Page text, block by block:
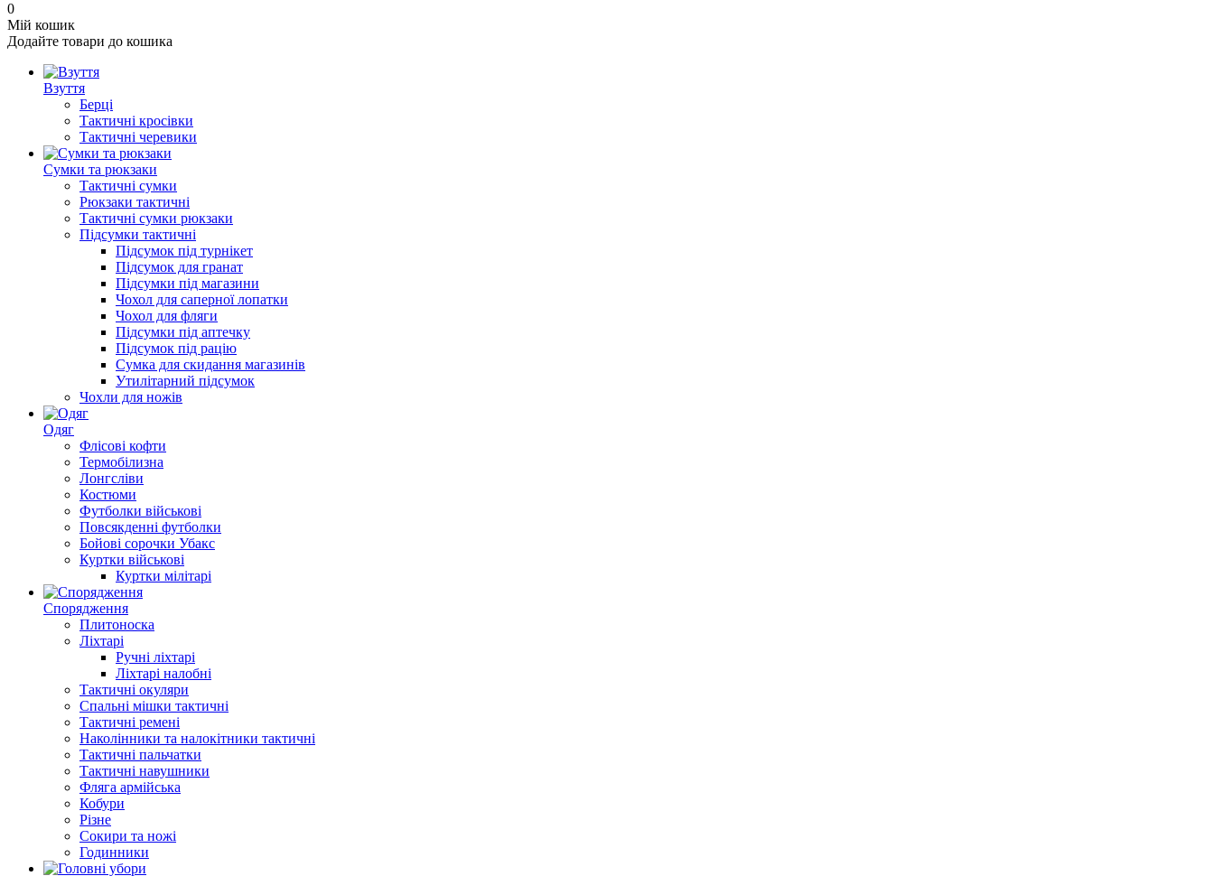
0
Мій кошик
Додайте товари до кошика
Взуття
Берці
Тактичні кросівки
Тактичні черевики
Сумки та рюкзаки
Тактичні сумки
Рюкзаки тактичні
Тактичні сумки рюкзаки
Підсумки тактичні
Підсумок під турнікет
Підсумок для гранат
Підсумки під магазини
Чохол для саперної лопатки
Чохол для фляги
Підсумки під аптечку
Підсумок під рацію
Сумка для скидання магазинів
Утилітарний підсумок
Чохли для ножів
Одяг
Флісові кофти
Термобілизна
Лонгсліви
Костюми
Футболки військові
Повсякденні футболки
Бойові сорочки Убакс
Куртки військові
Куртки мілітарі
Спорядження
Плитоноска
Ліхтарі
Ручні ліхтарі
Ліхтарі налобні
Тактичні окуляри
Спальні мішки тактичні
Тактичні ремені
Наколінники та налокітники тактичні
Тактичні пальчатки
Тактичні навушники
Фляга армійська
Кобури
Різне
Сокири та ножі
Годинники